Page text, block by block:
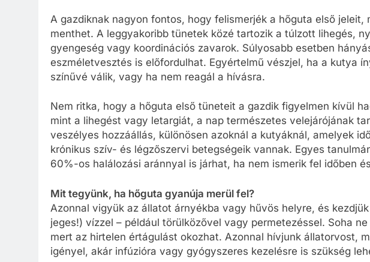
A gazdiknak nagyon fontos, hogy felismerjék a hőguta első
menthet. A leggyakoribb tünetek közé tartozik a túlzott lihegés,
gyengeség vagy koordinációs zavarok. Súlyosabb esetben
eszméletvesztés is előfordulhat. Egyértelmű vészjel, ha a kutya
színűvé válik, vagy ha nem reagál a hívásra.
Nem ritka, hogy a hőguta első tüneteit a gazdik figyelmen kívül
mint a lihegést vagy letargiát, a nap természetes velejárójának
veszélyes hozzáállás, különösen azoknál a kutyáknál, amelyek
krónikus szív- és légzőszervi betegségeik vannak. Egyes
60%-os halálozási aránnyal is járhat, ha nem ismerik fel időben
Mit tegyünk, ha hőguta gyanúja merül fel?
Azonnal vigyük az állatot árnyékba vagy hűvös helyre, és
jeges!) vízzel – például törülközővel vagy permetezéssel. Soha
mert az hirtelen értágulást okozhat. Azonnal hívjunk állatorvost,
igényel, akár infúzióra vagy gyógyszeres kezelésre is szükség